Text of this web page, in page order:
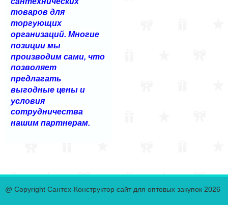
товаров для
торгующих
организаций. Многие
позиции мы
производим сами, что
позволяет
предлагать
выгодные цены и
условия
сотрудничества
нашим партнерам.
@ Copyright Сантех-Конструктор сайт для оптовых закупок 2026